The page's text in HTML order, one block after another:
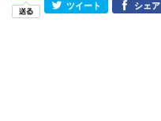
ツイート シェア